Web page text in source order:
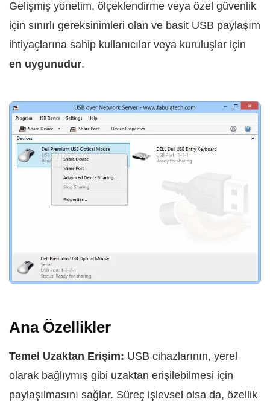
Gelişmiş yönetim, ölçeklendirme veya özel güvenlik
için sınırlı gereksinimleri olan ve basit USB paylaşım
ihtiyaçlarına sahip kullanıcılar veya kuruluşlar için
en uygunudur.
Ana Özellikler
Temel Uzaktan Erişim: USB cihazlarının, yerel
olarak bağlıymış gibi uzaktan erişilebilmesi için
paylaşılmasını sağlar. Süreç işlevsel olsa da, özellik